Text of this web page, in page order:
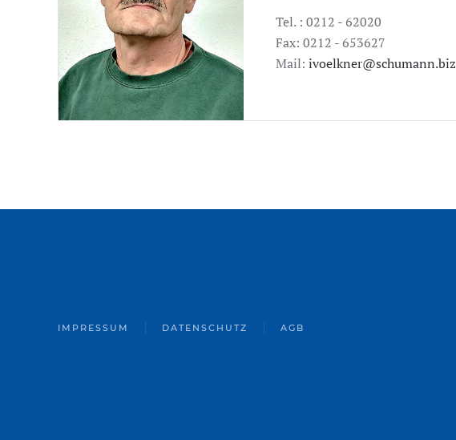
Tel. : 0212 - 62020
Fax: 0212 - 653627
Mail:ivoelkner@schumann.biz
IMPRESSUM DATENSCHUTZ AGB